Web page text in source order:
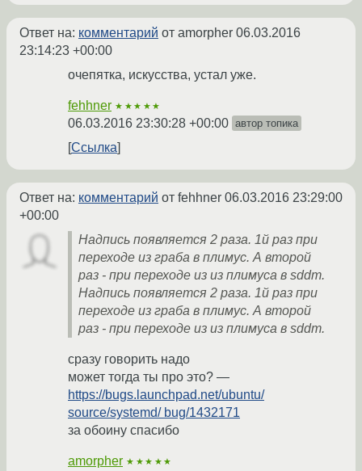
Ответ на: комментарий от amorpher 06.03.2016
23:14:23 +00:00
очепятка, искусства, устал уже.
fehhner ★★★★★
06.03.2016 23:30:28 +00:00 автор топика
Ссылка
Ответ на: комментарий от fehhner 06.03.2016 23:29:00
+00:00
Надпись появляется 2 раза. 1й раз при
переходе из граба в плимус. А второй
раз - при переходе из из плимуса в sddm.
Надпись появляется 2 раза. 1й раз при
переходе из граба в плимус. А второй
раз - при переходе из из плимуса в sddm.
сразу говорить надо
может тогда ты про это? —
https://bugs.launchpad.net/ubuntu/
source/systemd/ bug/1432171
за обоину спасибо
amorpher ★★★★★